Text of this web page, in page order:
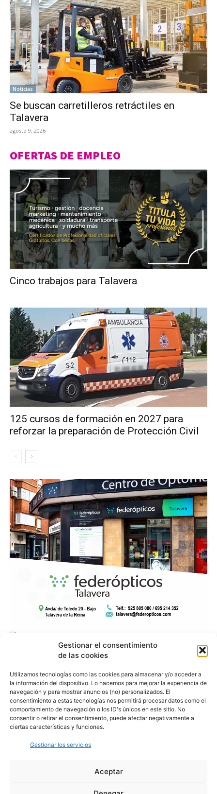
Gestionar el consentimiento
de las cookies
Utilizamos tecnologías como las cookies para almacenar y/o acceder a
la información del dispositivo. Lo hacemos para mejorar la experiencia de
navegación y para mostrar anuncios (no) personalizados. El
consentimiento a estas tecnologías nos permitirá procesar datos como el
comportamiento de navegación o los ID's únicos en este sitio. No
consentir o retirar el consentimiento, puede afectar negativamente a
ciertas características y funciones.
Gestionar los servicios
Aceptar
Noticias
Se buscan carretilleros retráctiles en
Talavera
agosto 9, 2026
OFERTAS DE EMPLEO
Cinco trabajos para Talavera
125 cursos de formación en 2027 para
reforzar la preparación de Protección Civil